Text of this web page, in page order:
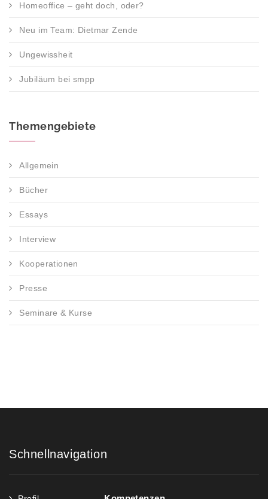
Homeoffice – geht doch, oder?
Neu im Team: Dietmar Zende
Ungewissheit
Jubiläum bei smpp
Themengebiete
Allgemein
Bücher
Essays
Interview
Kooperationen
Presse
Seminare & Kurse
Schnellnavigation